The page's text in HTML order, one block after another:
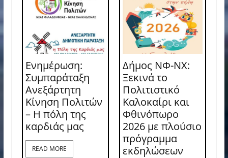
Ενημέρωση:
Συμπαράταξη
Ανεξάρτητη
Κίνηση Πολιτών
– Η πόλη της
καρδιάς μας
READ MORE
Δήμος ΝΦ-ΝΧ:
Ξεκινά το
Πολιτιστικό
Καλοκαίρι και
Φθινόπωρο
2026 με πλούσιο
πρόγραμμα
εκδηλώσεων